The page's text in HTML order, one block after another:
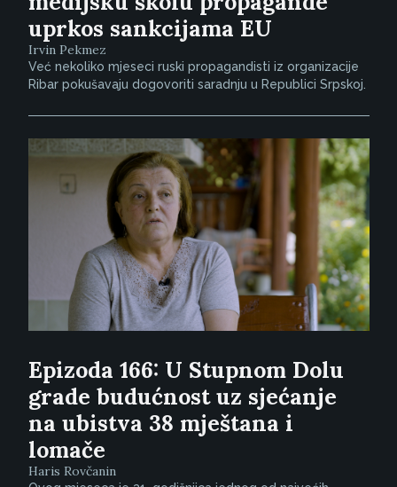
uprkos sankcijama EU
Irvin Pekmez
Već nekoliko mjeseci ruski propagandisti iz organizacije
Ribar pokušavaju dogovoriti saradnju u Republici Srpskoj.
Epizoda 166: U Stupnom Dolu
grade budućnost uz sjećanje
na ubistva 38 mještana i
lomače
Haris Rovčanin